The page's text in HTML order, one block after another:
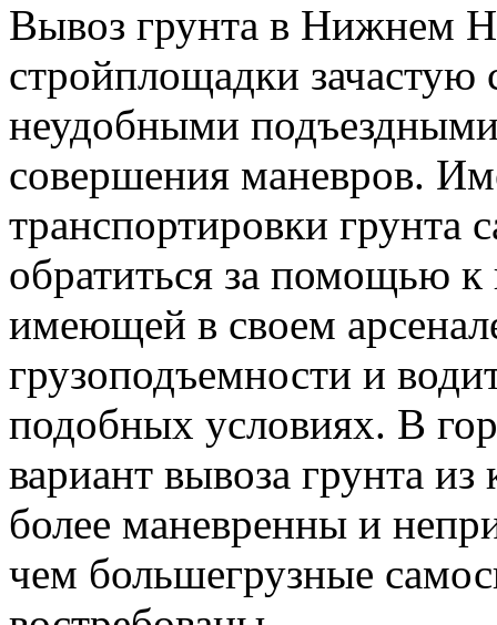
Вывоз грунта в Нижнем
стройплощадки зачастую
неудобными
совершения маневров.
транспортировки грунта
обратиться за помощью
имеющей в своем
грузоподъемности и
подобных условиях. В
вариант вывоза грунта
более маневренны и
чем большегрузные